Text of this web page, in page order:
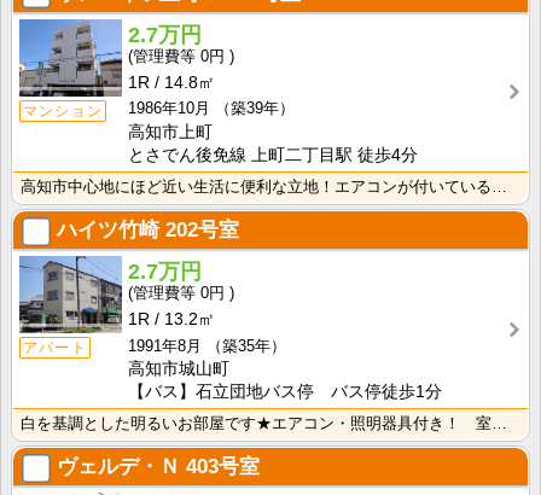
マンション
2.7万円
0円
1R
14.8㎡
1986年10月
（築39年）
高知市上町
とさでん後免線 上町二丁目駅 徒歩4分
高知市中心地にほど近い生活に便利な立地！エアコンが付いているので初期費用の節約になりますね！
ハイツ竹崎202号室
アパート
2.7万円
0円
1R
13.2㎡
1991年8月
（築35年）
高知市城山町
【バス】石立団地バス停 バス停徒歩1分
白を基調とした明るいお部屋です★エアコン・照明器具付き！ 室内洗濯機置場 端部屋
ヴェルデ・Ｎ 403号室